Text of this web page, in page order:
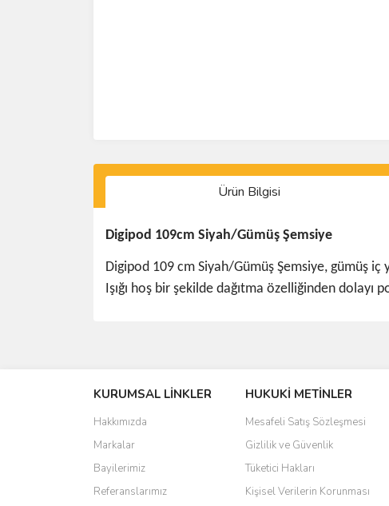
Ürün Bilgisi
Digipod 109cm Siyah/Gümüş Şemsiye
Digipod 109 cm Siyah/Gümüş Şemsiye, gümüş iç
Işığı hoş bir şekilde dağıtma özelliğinden
Ürün resmi kalitesiz, bozuk veya görüntülenemiyor.
Ürün açıklamasında eksik bilgiler bulunuyor.
Ürün bilgilerinde hatalar bulunuyor.
Ürün fiyatı diğer sitelerden daha pahalı.
Bu ürüne benzer farklı alternatifler olmalı.
KURUMSAL LİNKLER
Hakkımızda
Markalar
Bayilerimiz
Referanslarımız
HUKUKİ METİNLER
Mesafeli Satış Sözleşmesi
Gizlilik ve Güvenlik
Tüketici Hakları
Kişisel Verilerin Korunması